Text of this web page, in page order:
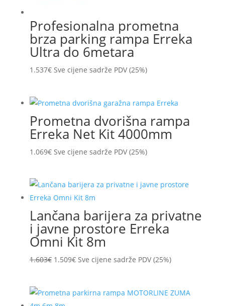
Profesionalna prometna
brza parking rampa Erreka
Ultra do 6metara
1.537€ Sve cijene sadrže PDV (25%)
Prometna dvorišna rampa
Erreka Net Kit 4000mm
1.069€ Sve cijene sadrže PDV (25%)
Lančana barijera za privatne
i javne prostore Erreka
Omni Kit 8m
1.603€ Izvorna
je:
1.509€Trenutna
1.509€.
Sve cijene sadrže PDV (25%)